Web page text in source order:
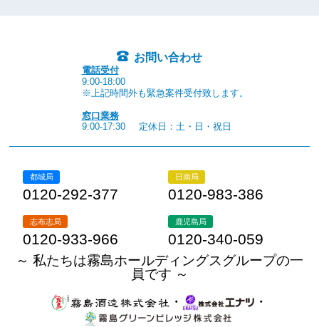
お問い合わせ
電話受付
9:00-18:00
※上記時間外も緊急案件受付致します。
窓口業務
9:00-17:30
定休日：土・日・祝日
都城局
0120-292-377
日南局
0120-983-386
志布志局
0120-933-966
鹿児島局
0120-340-059
～ 私たちは霧島ホールディングスグループの一
員です ～
・
・